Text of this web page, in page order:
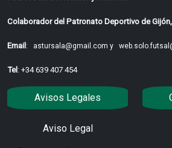
Colaborador del Patronato Deportivo de
Email : astursala@gmail.com y
Tel : +34 639 407 454
Avisos Legales
Aviso Legal